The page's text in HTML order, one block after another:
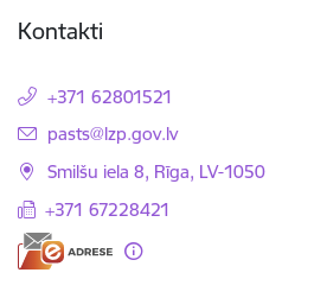
Kontakti
+371 62801521
E-pasts:
pasts@lzp.gov.lv
Smilšu iela 8, Rīga, LV-1050
+371 67228421